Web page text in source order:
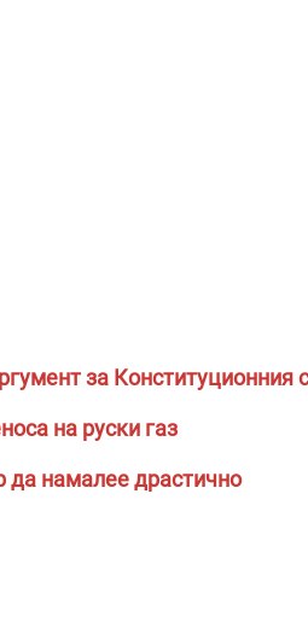
за Конституционния
на руски газ
да намалее драстично